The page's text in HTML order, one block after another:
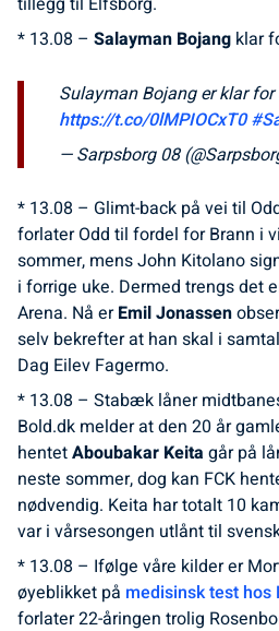
* 13.08 – Salayman Bojang klar
Sulayman Bojang er klar
https://t.co/0lMPIOCxT0
— Sarpsborg 08
* 13.08 – Glimt-back på vei til
forlater Odd til fordel for Brann i
sommer, mens John Kitolano
i forrige uke. Dermed trengs det
Arena. Nå erEmil Jonassen
selv bekrefter at han skal i
Dag Eilev Fagermo.
* 13.08 – Stabæk låner
Bold.dk melder at den 20 år
hentetAboubakar Keita går på
neste sommer, dog kan FCK
nødvendig. Keita har totalt 10
var i vårsesongen utlånt til
* 13.08 – Ifølge våre kilder er
øyeblikket på medisinsk test hos
forlater 22-åringen trolig